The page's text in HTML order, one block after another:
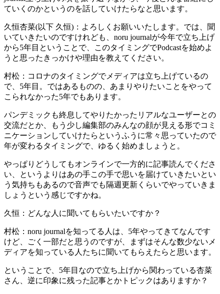
ていくのかというのを話していけたらなと思います。
久恒杏菜(以下 久恒)： よろしくお願いいたします。では、聞
いていきたいのですけれども、noru journalが今年で立ち上げ
から5年目ということで、このタイミングでPodcastを始めよ
うと思ったきっかけや理由を教えてください。
村松： コロナのタイミングでメディアは立ち上げているの
で、5年目。ではあるものの、あまりやりたいことをやって
こられなかった5年でもあります。
パンデミックも終息してやりたかったリアルなユーザーとの
交流だとか、もう少し編集部のみんなの顔が見える形でコミ
ニケーションしていけたらというふうに常々思っていたので
年が変わるタイミングで、ゆるく始めましょうと。
やっぱりどうしてもオンラインで一方的に記事読んでくださ
い、というよりはあの手この手で思いを届けていきたいとい
う気持ちもあるので音声でも隔週更新くらいでやっていきま
しょうという感じですかね。
久恒： どんな人に聞いてもらいたいですか？
村松： noru journalを知ってる人は、5年やってきてなんです
けど、ごく一部だと思うのですが、まずはそんな数少ないメ
ディアを知っている人たちに聞いてもらえたらと思います。
ということで、5年目なので立ち上げから関わっている杏菜
さん、逆に印象に残った記事とかトピックはありますか？